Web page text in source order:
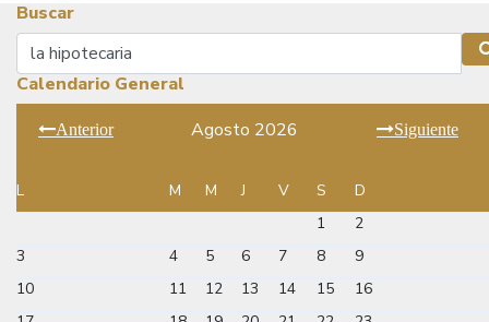
Buscar
Buscar
Calendario General
Anterior Agosto 2026 Siguiente
L M M J V S
D
1
2
3
4 5 6 7 8
9
10
11 12 13 14 15
16